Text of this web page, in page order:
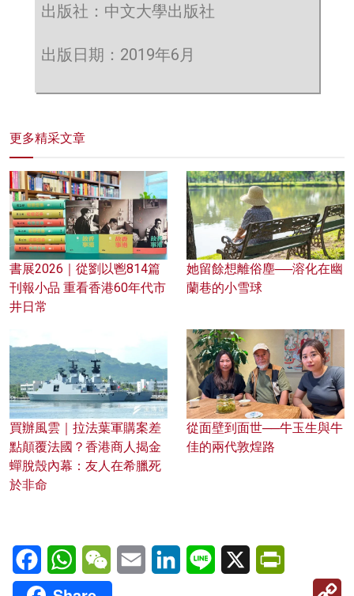
出版社：中文大學出版社
出版日期：2019年6月
更多精采文章
書展2026｜從劉以鬯814篇
刊報小品 重看香港60年代市
井日常
她留餘想離俗塵──溶化在幽
蘭巷的小雪球
買辦風雲｜拉法葉軍購案差
點顛覆法國？香港商人揭金
蟬脫殼內幕：友人在希臘死
於非命
從面壁到面世──牛玉生與牛
佳的兩代敦煌路
FacebookWhatsAppWeChatEmail LinkedInLine X